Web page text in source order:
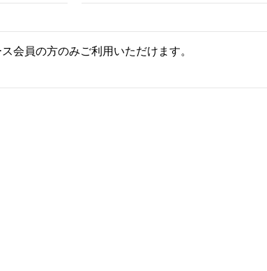
会員の方のみご利用いただけます。